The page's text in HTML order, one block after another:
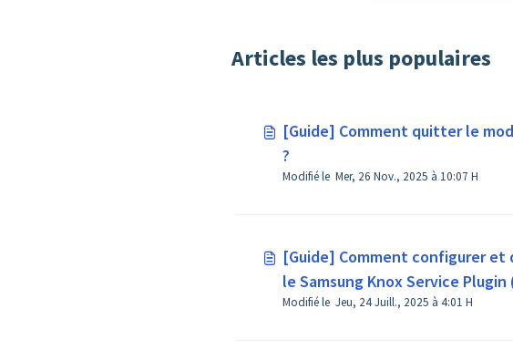
Articles les plus populaires
[Guide] Comment quitter le
?
Modifié le Mer, 26 Nov., 2025 à 10:07 H
[Guide] Comment configurer et
le Samsung Knox Service Plugin
pour les appareils Samsung ?
Modifié le Jeu, 24 Juill., 2025 à 4:01 H